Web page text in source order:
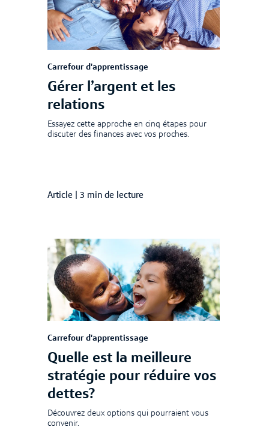
Carrefour d'apprentissage
Gérer l’argent et les
relations
Essayez cette approche en cinq étapes pour
discuter des finances avec vos proches.
Article 3 min de lecture
Carrefour d'apprentissage
Quelle est la meilleure
stratégie pour réduire vos
dettes?
Découvrez deux options qui pourraient vous
convenir.